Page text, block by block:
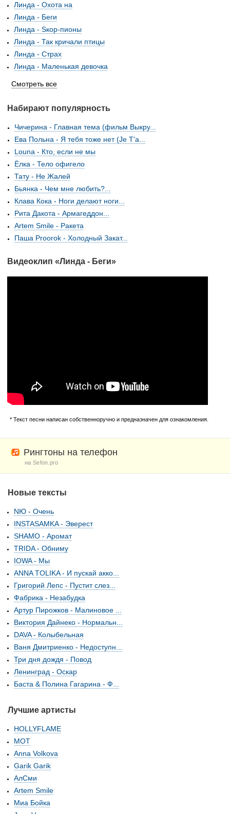
Линда - Охота на
Линда - Беги
Линда - Sкор-пионы
Линда - Так кричали птицы
Линда - Страх
Линда - Маленькая девочка
Смотреть все
Набирают популярность
Чичерина - Главная тема (фильм Выкру...
Ева Польна - Я тебя тоже нет (Je T'a...
Louna - Кто, если не мы
Ёлка - Тело офигело
Тату - Не Жалей
Бьянка - Чем мне любить?...
Клава Кока - Ноги делают ноги...
Рита Дакота - Армагеддон...
Artem Smile - Ракета
Паша Proorok - Холодный Закат...
Видеоклип «Линда - Беги»
* Текст песни написан собственноручно и предназначен для ознакомления.
Рингтоны на телефон
на Sefon.pro
Новые тексты
NЮ - Очень
INSTASAMKA - Эверест
SHAMO - Аромат
TRIDA - Обниму
IOWA - Мы
ANNA TOLIKA - И пускай акко...
Григорий Лепс - Пустит слез...
Фабрика - Незабудка
Артур Пирожков - Малиновое ...
Виктория Дайнеко - Нормальн...
DAVA - Колыбельная
Ваня Дмитриенко - Недоступн...
Три дня дождя - Повод
Ленинград - Оскар
Баста & Полина Гагарина - Ф...
Лучшие артисты
HOLLYFLAME
МОТ
Anna Volkova
Garik Garik
АлСми
Artem Smile
Миа Бойка